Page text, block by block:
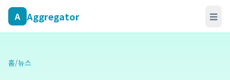
A Aggregator ☰
홈/뉴스